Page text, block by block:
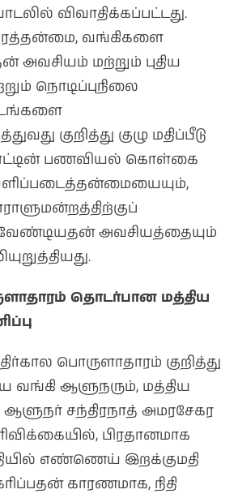
விவாதிக்கப்பட்டது.
வங்கிகளை
மற்றும் புதிய
நொடிப்புநிலை
குறித்து குழு மதிப்பீடு
பணவியல் கொள்கை
வேண்டியதன் அவசியத்தையும்
தொடர்பான மத்திய
பொருளாதாரம் குறித்து
வங்கி ஆளுநரும், மத்திய
ஆளுநர் சந்திரநாத் அமரசேகர
பிரதானமாக
எண்ணெய் இறக்குமதி
காரணமாக, நிதி